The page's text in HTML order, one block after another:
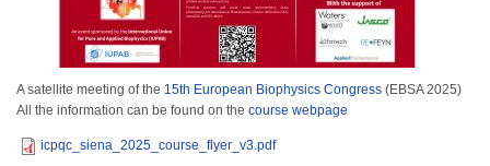
A satellite meeting of the 15th European Biophysics Congress (EBSA 2025)
All the information can be found on the course webpage
icpqc_siena_2025_course_flyer_v3.pdf